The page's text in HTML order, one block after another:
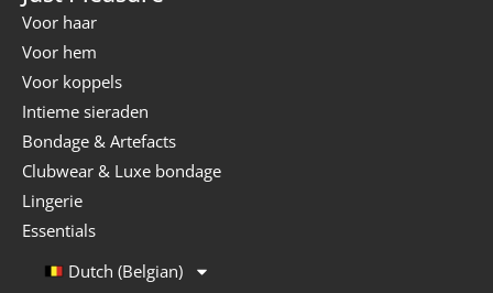
Voor haar
Voor hem
Voor koppels
Intieme sieraden
Bondage & Artefacts
Clubwear & Luxe bondage
Lingerie
Essentials
Dutch (Belgian)